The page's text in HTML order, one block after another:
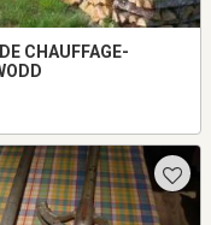
CHAUFFAGE-